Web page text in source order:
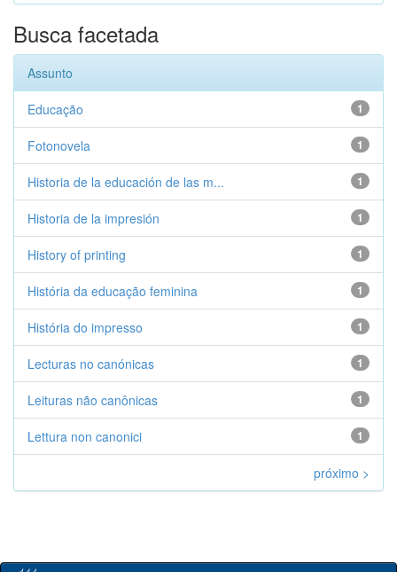
Busca facetada
Assunto
1
Educação
1
Fotonovela
1
Historia de la educación de las m...
1
Historia de la impresión
1
History of printing
1
História da educação feminina
1
História do impresso
1
Lecturas no canónicas
1
Leituras não canônicas
1
Lettura non canonici
próximo >